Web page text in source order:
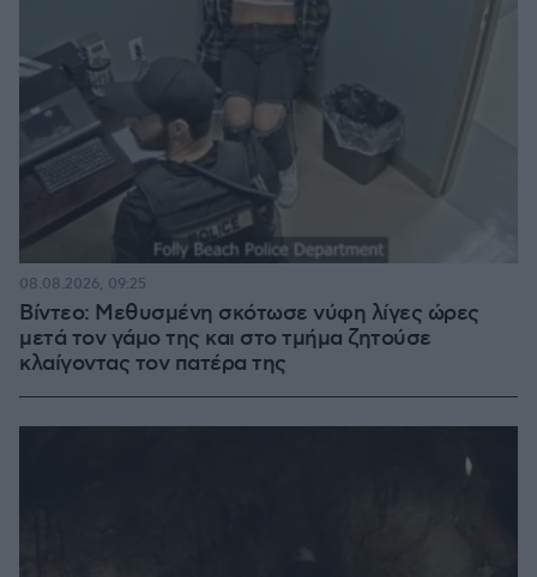
Βίντεο: Μεθυσμένη σκότωσε νύφη λίγες ώρες
μετά τον γάμο της και στο τμήμα ζητούσε
κλαίγοντας τον πατέρα της
08.08.2026, 09:25